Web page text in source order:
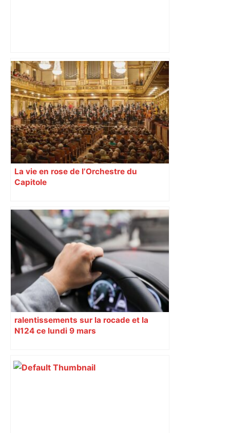
"C’est l’occasion de tous se retrouver" :
l’influenceur des cités organise la
première foire du Mirail à Toulouse –
ladepeche.fr
La vie en rose de l’Orchestre du
Capitole
ralentissements sur la rocade et la
N124 ce lundi 9 mars